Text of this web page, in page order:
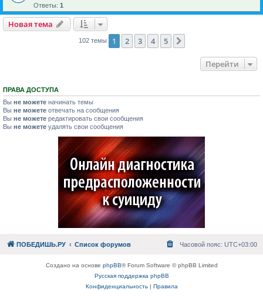
Ответы: 1
Новая тема
102 темы 1 2 3 4 5
Перейти
ПРАВА ДОСТУПА
Вы не можете начинать темы
Вы не можете отвечать на сообщения
Вы не можете редактировать свои сообщения
Вы не можете удалять свои сообщения
ПОБЕДИШЬ.РУ Список форумов Часовой пояс: UTC+03:00
Создано на основе phpBB® Forum Software © phpBB Limited
Русская поддержка phpBB
Конфиденциальность| Правила